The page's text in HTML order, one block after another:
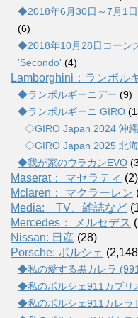
◆2018年6月30日～7月1
(6)
◆2018年10月28日コーン
'Secondo' (4)
Lamborghini：ランボル
◆ランボルギーニデー (9)
◆ランボルギーニ GIRO
◇GIRO Japan 2024 沖縄
◇GIRO Japan 2025 北
◆我が家のウラカンEVO
Maserat： マセラティ (2)
Mclaren： マクラーレン
Media: TV、雑誌など
Mercedes： メルセデス
Nissan: 日産 (28)
Porsche: ポルシェ
◆私の愛する黒カレラ
◆私のポルシェ911カブリ
◆私のポルシェ911カレラ